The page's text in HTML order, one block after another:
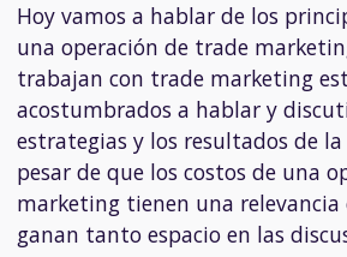
Hoy vamos a hablar de los
una operación de trade
trabajan con trade marketing
acostumbrados a hablar y
estrategias y los resultados de la
pesar de que los costos de una
marketing tienen una
ganan tanto espacio en las